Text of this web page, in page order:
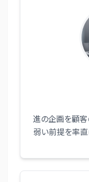
進の企画を顧客
弱い前提を率直